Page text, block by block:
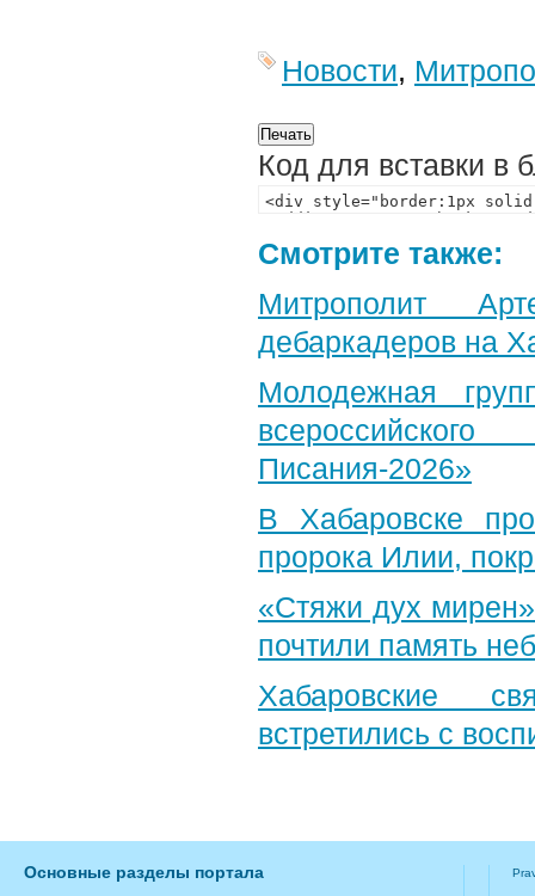
Новости,
Код для вставки в
Смотрите также:
Митрополит
дебаркадеров на
Молодежная
Писания-2026»
В Хабаровске
пророка Илии,
«Стяжи дух
почтили память
Хабаровские
встретились с
Основные разделы портала